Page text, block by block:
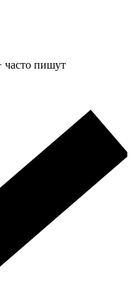
пишут